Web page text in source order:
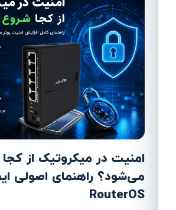
امنیت در میکروتیک از
می‌شود؟ راهنمای اصولی
RouterOS